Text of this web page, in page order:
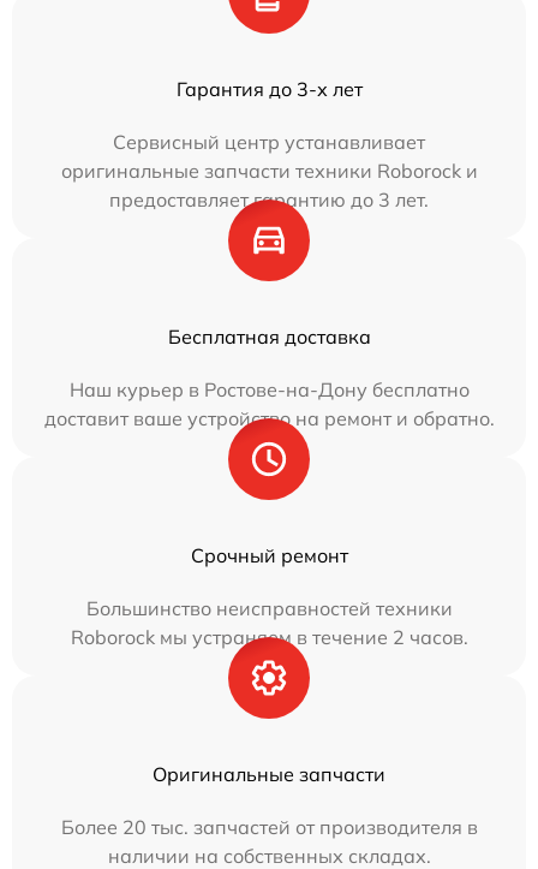
Гарантия до 3-х лет
Сервисный центр устанавливает
оригинальные запчасти техники Roborock и
предоставляет гарантию до 3 лет.
Бесплатная доставка
Наш курьер в Ростове-на-Дону бесплатно
доставит ваше устройство на ремонт и обратно.
Срочный ремонт
Большинство неисправностей техники
Roborock мы устраняем в течение 2 часов.
Оригинальные запчасти
Более 20 тыс. запчастей от производителя в
наличии на собственных складах.